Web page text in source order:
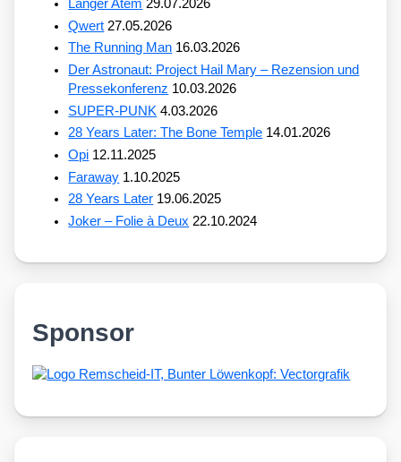
Langer Atem 29.07.2026
Qwert 27.05.2026
The Running Man 16.03.2026
Der Astronaut: Project Hail Mary – Rezension und
Pressekonferenz 10.03.2026
SUPER-PUNK 4.03.2026
28 Years Later: The Bone Temple 14.01.2026
Opi 12.11.2025
Faraway 1.10.2025
28 Years Later 19.06.2025
Joker – Folie à Deux 22.10.2024
Sponsor